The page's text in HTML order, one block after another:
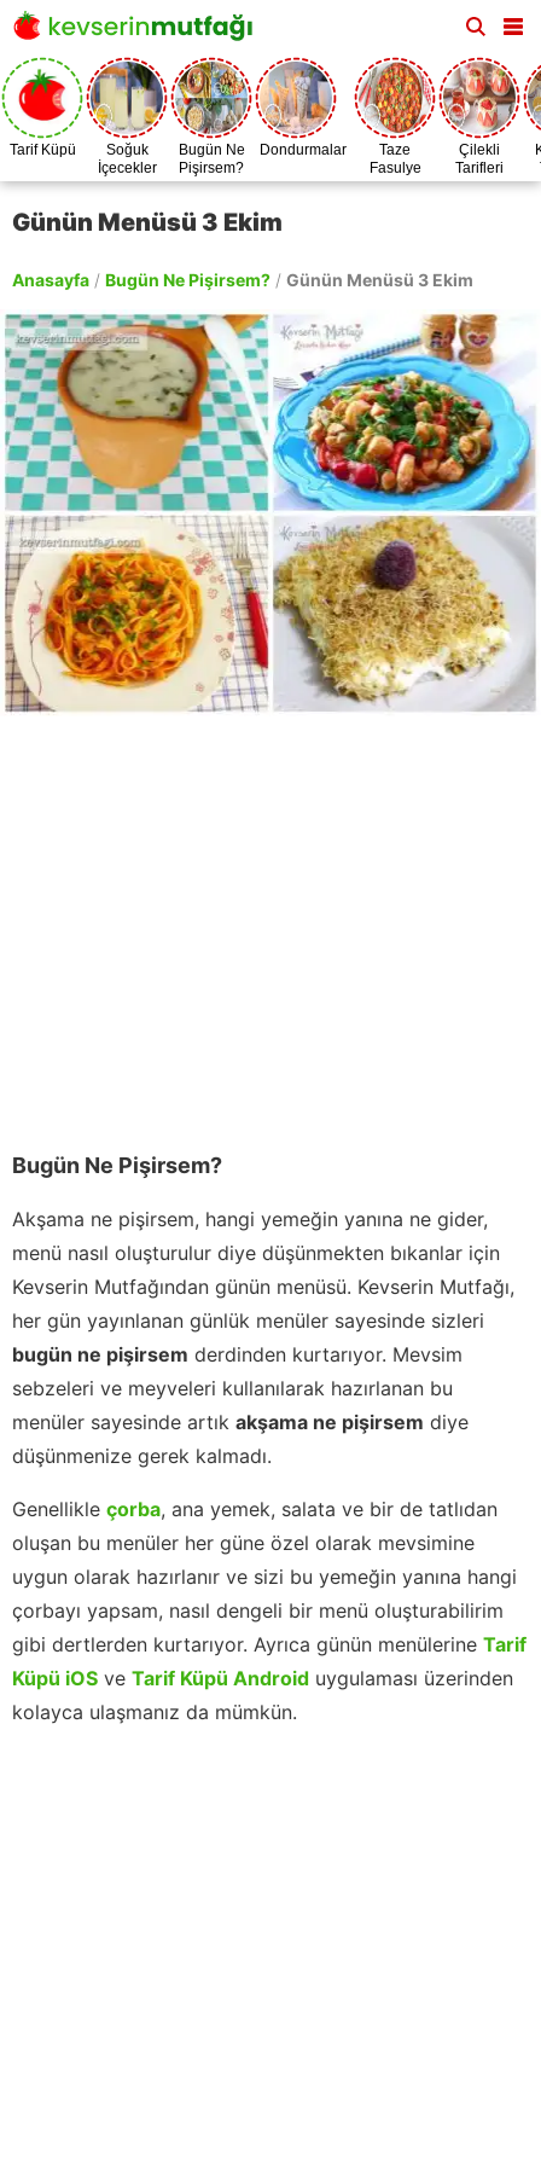
Tarif Küpü
Soğuk
İçecekler
Bugün Ne
Pişirsem?
Dondurmalar
Taze
Fasulye
Zamanı
Çilekli
Tarifleri
Günün Menüsü 3 Ekim
Anasayfa / Bugün Ne Pişirsem? / Günün Menüsü 3 Ekim
Bugün Ne Pişirsem?
Akşama ne pişirsem, hangi yemeğin yanına ne gider,
menü nasıl oluşturulur diye düşünmekten bıkanlar için
Kevserin Mutfağından günün menüsü. Kevserin Mutfağı,
her gün yayınlanan günlük menüler sayesinde sizleri
bugün ne pişirsem derdinden kurtarıyor. Mevsim
sebzeleri ve meyveleri kullanılarak hazırlanan bu
menüler sayesinde artık akşama ne pişirsem diye
düşünmenize gerek kalmadı.
Genellikle çorba, ana yemek, salata ve bir de tatlıdan
oluşan bu menüler her güne özel olarak mevsimine
uygun olarak hazırlanır ve sizi bu yemeğin yanına hangi
çorbayı yapsam, nasıl dengeli bir menü oluşturabilirim
gibi dertlerden kurtarıyor. Ayrıca günün menülerine Tarif
Küpü iOS ve Tarif Küpü Android uygulaması üzerinden
kolayca ulaşmanız da mümkün.